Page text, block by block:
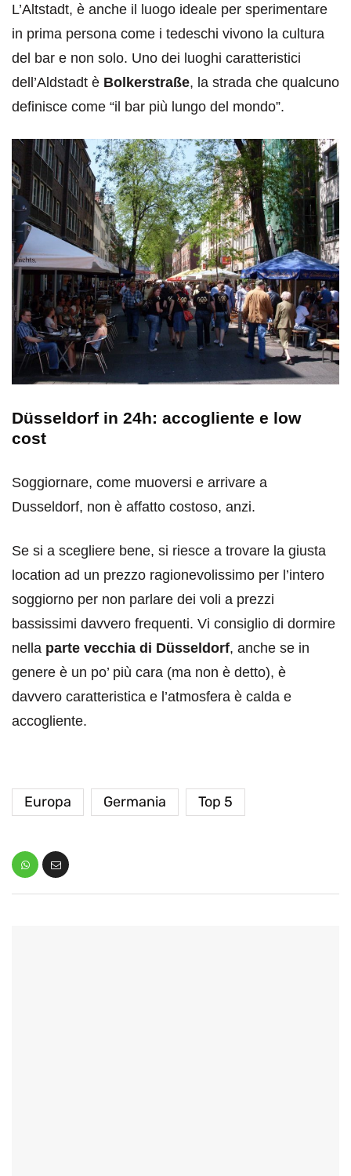
L’Altstadt, è anche il luogo ideale per sperimentare
in prima persona come i tedeschi vivono la cultura
del bar e non solo. Uno dei luoghi caratteristici
dell’Aldstadt è Bolkerstraße, la strada che qualcuno
definisce come “il bar più lungo del mondo”.
Düsseldorf in 24h: accogliente e low
cost
Soggiornare, come muoversi e arrivare a
Dusseldorf, non è affatto costoso, anzi.
Se si a scegliere bene, si riesce a trovare la giusta
location ad un prezzo ragionevolissimo per l’intero
soggiorno per non parlare dei voli a prezzi
bassissimi davvero frequenti. Vi consiglio di dormire
nella parte vecchia di Düsseldorf, anche se in
genere è un po’ più cara (ma non è detto), è
davvero caratteristica e l’atmosfera è calda e
accogliente.
Europa Germania Top 5